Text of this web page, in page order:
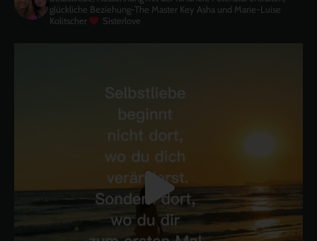
glückliche Beziehung-The Master Key Asha und Marie-Luise
Kolitscher
Sisterlove